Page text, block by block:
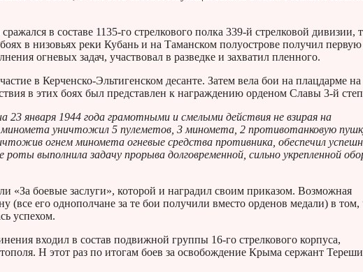
в составе 1135-го стрелкового полка 339-й стрелковой дивизии,
в низовьях реки Кубань и на Таманском полуострове получил первую
огневых задач, участвовал в разведке и захватил пленного.
в Керченско-Эльтигенском десанте. Затем вела бои на плацдарме на
в этих боях был представлен к награждению орденом Славы 3-й
23 января 1944 года грамотными и смелыми действия не взирая на
уничтожил 5 пулеметов, 3 миномета, 2 противотанковую
огнем миномета огневые средства противника, обеспечил
выполнила задачу прорыва долговременной, сильно укрепленной
«За боевые заслуги», которой и наградил своим приказом. Возможная
(все его однополчане за те бои получили вместо орденов медали) в том,
успехом.
входил в состав подвижной группы 16-го стрелкового корпуса,
Н этот раз по итогам боев за освобождение Крыма сержант